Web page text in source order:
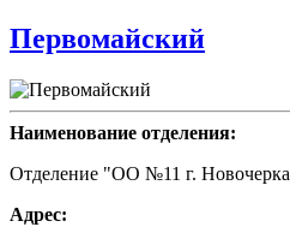
Первомайский
Наименование отделения:
Отделение "ОО №11 г.
Адрес: